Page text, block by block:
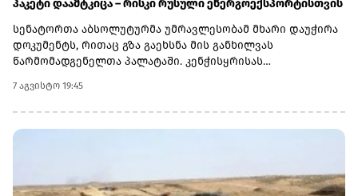
პაკეტი დაამტკიცა – რისკი რუსული ენერგოექსპორტისთვის
სენატორთა აბსოლუტურმა უმრავლესობამ მხარი დაუჭირა
დოკუმენტს, რითაც გზა გაეხსნა მის განხილვას
წარმომადგენელთა პალატაში. კენჭისყრისას
წინააღმდეგ კანონპროექტზე, სახელწოდებით „ლინდსი ო.
გრემის 2026 წლის სანქციების აქტი რუსეთისა და ირანის
აშშ-ის პრეზიდენტმა დონალდ ტრამპმა უნდა მოაწეროს
ხელი. უცნობია, როდის განიხილავს კანონპროექტს
7 აგვისტო 19:45